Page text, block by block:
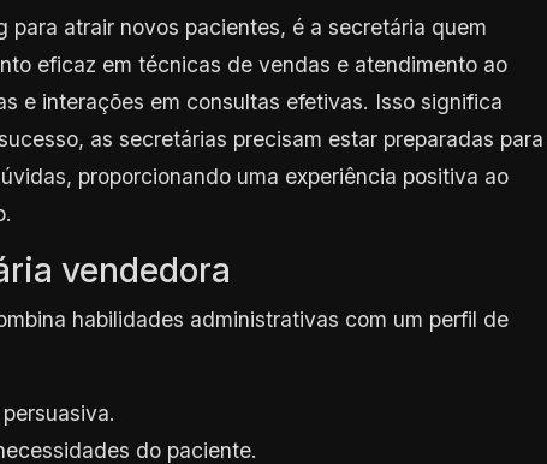
para atrair novos pacientes, é a secretária quem
eficaz em técnicas de vendas e atendimento ao
e interações em consultas efetivas. Isso significa
as secretárias precisam estar preparadas para
proporcionando uma experiência positiva ao
vendedora
habilidades administrativas com um perfil de
do paciente.